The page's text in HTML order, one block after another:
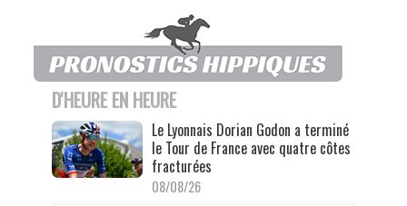
D'HEURE EN HEURE
Le Lyonnais Dorian Godon a terminé
le Tour de France avec quatre côtes
fracturées
08/08/26